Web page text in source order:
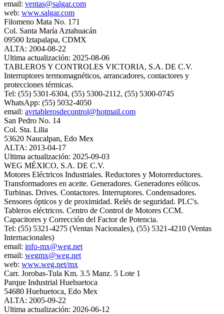
email: ventas@salgar.com
web: www.salgar.com
Filomeno Mata No. 171
Col. Santa María Aztahuacán
09500 Iztapalapa, CDMX
ALTA: 2004-08-22
Ultima actualización: 2025-08-06
TABLEROS Y CONTROLES VICTORIA, S.A. DE C.V.
Interruptores termomagnéticos, arrancadores, contactores y
protecciones térmicas.
Tel: (55) 5301-6304, (55) 5300-2112, (55) 5300-0745
WhatsApp: (55) 5032-4050
email: avrtablerosdecontrol@hotmail.com
San Pedro No. 14
Col. Sta. Lilia
53620 Naucalpan, Edo Mex
ALTA: 2013-04-17
Ultima actualización: 2025-09-03
WEG MÉXICO, S.A. DE C.V.
Motores Eléctricos Industriales. Reductores y Motorreductores.
Transformadores en aceite. Generadores. Generadores eólicos.
Turbinas. Drives. Contactores. Interruptores. Condensadores.
Sensores ópticos y de proximidad. Relés de seguridad. PLC's.
Tableros eléctricos. Centro de Control de Motores CCM.
Capacitores y Corrección del Factor de Potencia.
Tel: (55) 5321-4275 (Ventas Nacionales), (55) 5321-4210 (Ventas
Internacionales)
email: info-mx@weg.net
email: wegmx@weg.net
web: www.weg.net/mx
Carr. Jorobas-Tula Km. 3.5 Manz. 5 Lote 1
Parque Industrial Huehuetoca
54680 Huehuetoca, Edo Mex
ALTA: 2005-09-22
Ultima actualización: 2026-06-12